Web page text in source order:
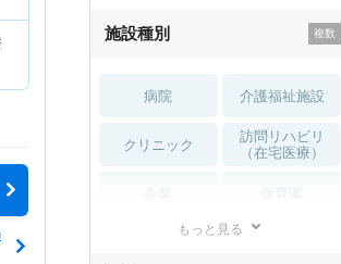
施設種別
病院 介護福祉施設
クリニック
訪問リハビリ
（在宅医療）
もっと見る